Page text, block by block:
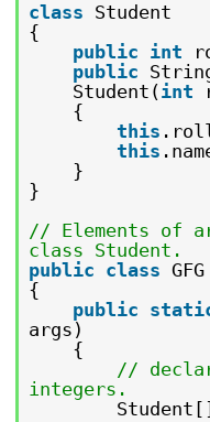
class Student
{
public int
public
Student(int
{
this
this
}
}
// Elements of
class Student.
public class GFG
{
public
args)
{
//
integers.